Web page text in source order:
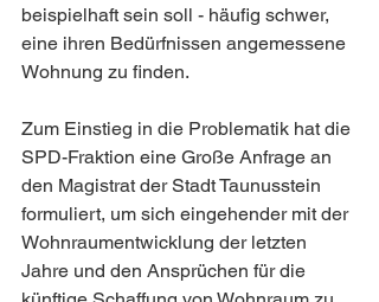
beispielhaft sein soll - häufig schwer,
eine ihren Bedürfnissen angemessene
Wohnung zu finden.
Zum Einstieg in die Problematik hat die
SPD-Fraktion eine Große Anfrage an
den Magistrat der Stadt Taunusstein
formuliert, um sich eingehender mit der
Wohnraumentwicklung der letzten
Jahre und den Ansprüchen für die